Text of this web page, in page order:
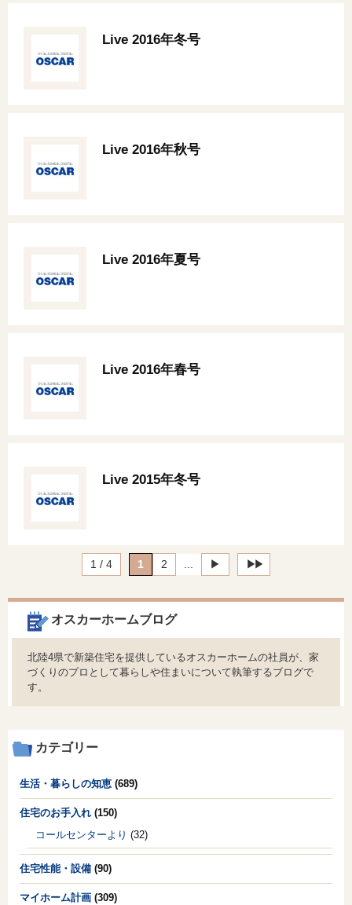
Live 2016年冬号
Live 2016年秋号
Live 2016年夏号
Live 2016年春号
Live 2015年冬号
1 / 4 1 2 ... ▶︎ ▶︎▶︎
オスカーホームブログ
北陸4県で新築住宅を提供しているオスカーホームの社員が、家
づくりのプロとして暮らしや住まいについて執筆するブログで
す。
カテゴリー
生活・暮らしの知恵 (689)
住宅のお手入れ (150)
コールセンターより (32)
住宅性能・設備 (90)
マイホーム計画 (309)